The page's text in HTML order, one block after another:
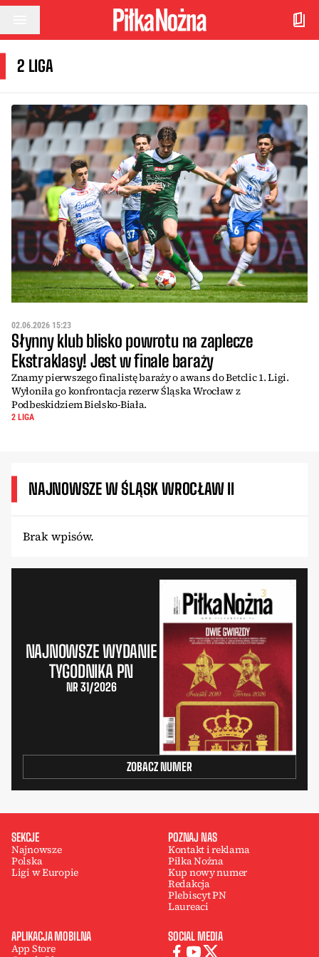
Przejdź do treści
2 LIGA
02.06.2026 15:23
Słynny klub blisko powrotu na zaplecze
Ekstraklasy! Jest w finale baraży
Znamy pierwszego finalistę baraży o awans do Betclic 1. Ligi.
Wyłoniła go konfrontacja rezerw Śląska Wrocław z
Podbeskidziem Bielsko-Biała.
2 LIGA
NAJNOWSZE W ŚLĄSK WROCŁAW II
Brak wpisów.
NAJNOWSZE WYDANIE
TYGODNIKA PN
NR 31/2026
ZOBACZ NUMER
SEKCJE
Najnowsze
Polska
Ligi w Europie
POZNAJ NAS
Kontakt i reklama
Piłka Nożna
Kup nowy numer
Redakcja
Plebiscyt PN
Laureaci
APLIKACJA MOBILNA
App Store
SOCIAL MEDIA